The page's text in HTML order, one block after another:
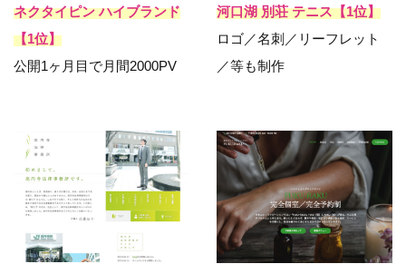
ネクタイピン ハイブランド
【1位】
公開1ヶ月目で月間2000PV
河口湖 別荘 テニス【1位】
ロゴ／名刺／リーフレット
／等も制作